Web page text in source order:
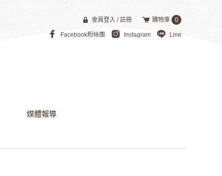
會員登入 /註冊 購物車 0
Facebook粉絲團 Instagram Line
媒體報導